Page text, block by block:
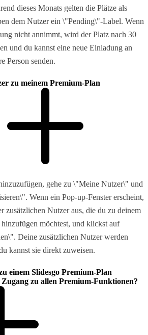
dieses Monats gelten die Plätze als
dem Nutzer ein \"Pending\"-Label. Wenn
nicht annimmt, wird der Platz nach 30
und du kannst eine neue Einladung an
Person senden.
zu meinem Premium-Plan
gehe zu \"Meine Nutzer\" und
Wenn ein Pop-up-Fenster erscheint,
zusätzlichen Nutzer aus, die du zu deinem
möchtest, und klickst auf
Deine zusätzlichen Nutzer werden
kannst sie direkt zuweisen.
einem Slidesgo Premium-Plan
zu allen Premium-Funktionen?